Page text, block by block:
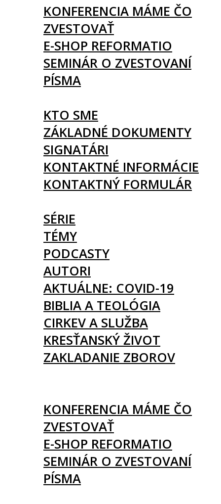
KONFERENCIA MÁME ČO
ZVESTOVAŤ
E-SHOP REFORMATIO
SEMINÁR O ZVESTOVANÍ
PÍSMA
KTO SME
ZÁKLADNÉ DOKUMENTY
SIGNATÁRI
KONTAKTNÉ INFORMÁCIE
KONTAKTNÝ FORMULÁR
SÉRIE
TÉMY
PODCASTY
AUTORI
AKTUÁLNE: COVID-19
BIBLIA A TEOLÓGIA
CIRKEV A SLUŽBA
KRESŤANSKÝ ŽIVOT
ZAKLADANIE ZBOROV
KONFERENCIA MÁME ČO
ZVESTOVAŤ
E-SHOP REFORMATIO
SEMINÁR O ZVESTOVANÍ
PÍSMA